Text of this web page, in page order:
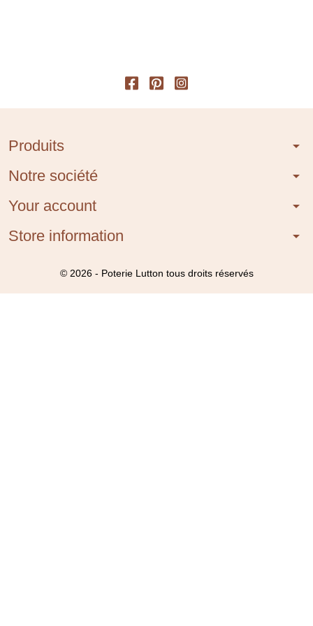
Produits arrow_drop_down
Notre société arrow_drop_down
Your account arrow_drop_down
Store information arrow_drop_down
© 2026 - Poterie Lutton tous droits réservés